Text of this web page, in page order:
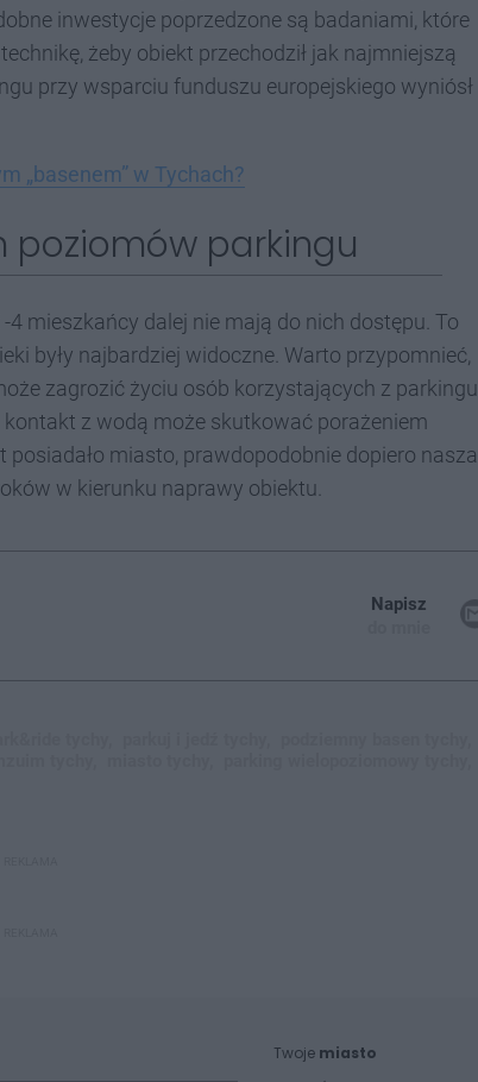
inwestycje poprzedzone są badaniami, które
żeby obiekt przechodził jak najmniejszą
przy wsparciu funduszu europejskiego wyniósł
„basenem” w Tychach?
poziomów parkingu
mieszkańcy dalej nie mają do nich dostępu. To
były najbardziej widoczne. Warto przypomnieć,
zagrozić życiu osób korzystających z parkingu.
z wodą może skutkować porażeniem
miasto, prawdopodobnie dopiero nasza
w kierunku naprawy obiektu.
Napisz
Twoje miasto